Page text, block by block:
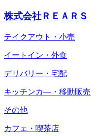
株式会社ＲＥＡＲＳ
テイクアウト・小売
イートイン・外食
デリバリー・宅配
キッチンカ―・移動販売
その他
カフェ・喫茶店